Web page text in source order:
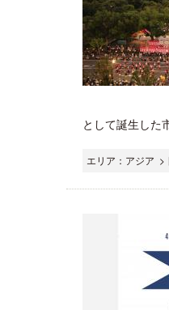
として誕生した
エリア：アジア >